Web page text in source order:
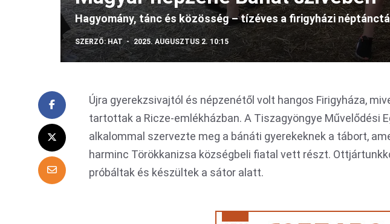
Hagyomány, tánc és közösség – tízéves a firigyházi
SZERZŐ:HAT 2025. AUGUSZTUS 2. 10:15
Újra gyerekzsivajtól és népzenétől volt hangos Firigyháza,
tartottak a Ricze-emlékházban. A Tiszagyöngye Művelődési
alkalommal szervezte meg a bánáti gyerekeknek a tábort,
harminc Törökkanizsa községbeli fiatal vett részt.
próbáltak és készültek a sátor alatt.